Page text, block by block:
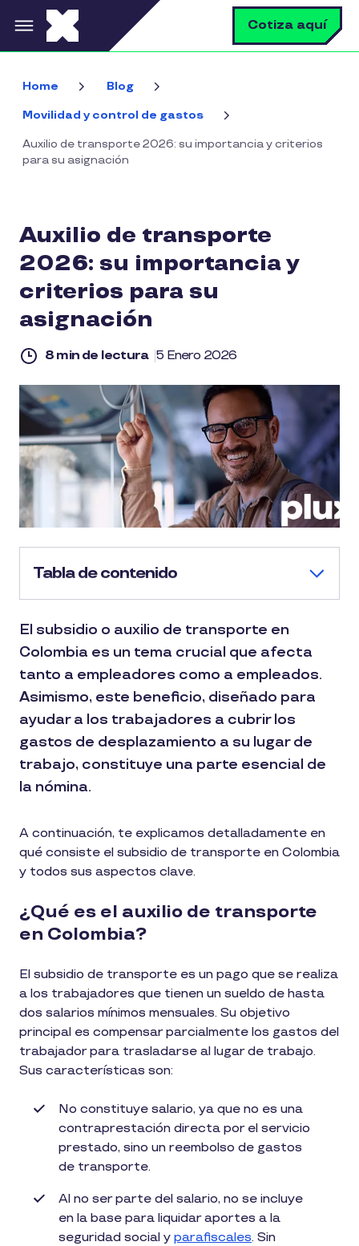
Pasar al contenido principal Cotiza aquí
Home Blog
Movilidad y control de gastos
Auxilio de transporte 2026: su importancia y criterios
para su asignación
Auxilio de transporte
2026: su importancia y
criterios para su
asignación
8 min de lectura 5 Enero 2026
Tabla de contenido
El subsidio o auxilio de transporte en
Colombia es un tema crucial que afecta
tanto a empleadores como a empleados.
Asimismo, este beneficio, diseñado para
ayudar a los trabajadores a cubrir los
gastos de desplazamiento a su lugar de
trabajo, constituye una parte esencial de
la nómina.
A continuación, te explicamos detalladamente en
qué consiste el subsidio de transporte en Colombia
y todos sus aspectos clave.
¿Qué es el auxilio de transporte
en Colombia?
El subsidio de transporte es un pago que se realiza
a los trabajadores que tienen un sueldo de hasta
dos salarios mínimos mensuales. Su objetivo
principal es compensar parcialmente los gastos del
trabajador para trasladarse al lugar de trabajo.
Sus características son:
No constituye salario, ya que no es una
contraprestación directa por el servicio
prestado, sino un reembolso de gastos
de transporte.
Al no ser parte del salario, no se incluye
en la base para liquidar aportes a la
seguridad social y parafiscales. Sin